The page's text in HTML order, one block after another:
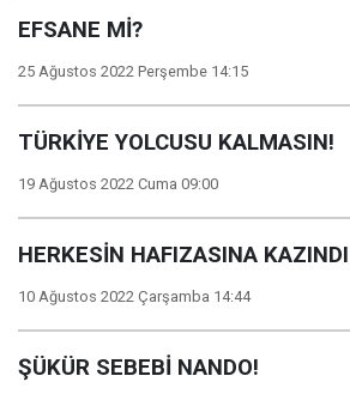
EFSANE Mİ?
25 Ağustos 2022 Perşembe 14:15
TÜRKİYE YOLCUSU KALMASIN!
19 Ağustos 2022 Cuma 09:00
HERKESİN HAFIZASINA KAZINDI
10 Ağustos 2022 Çarşamba 14:44
ŞÜKÜR SEBEBİ NANDO!